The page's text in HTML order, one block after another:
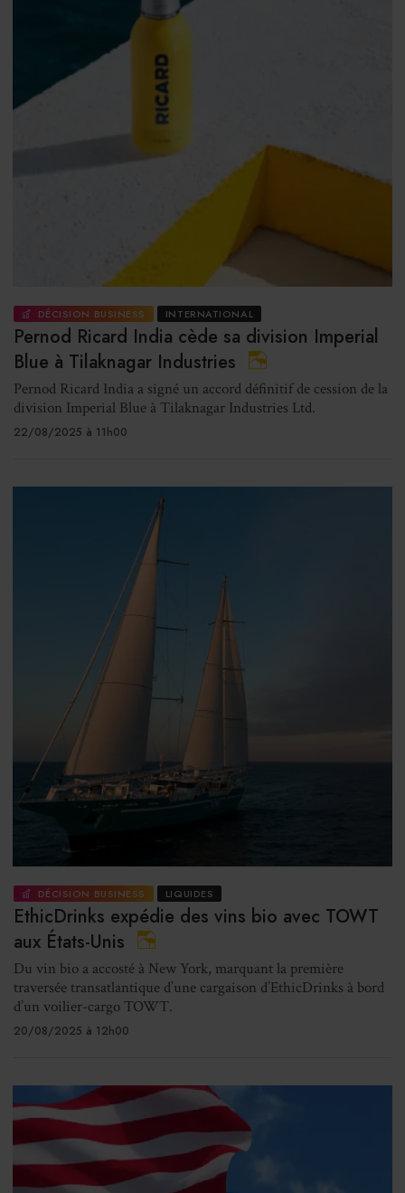
DÉCISION BUSINESS INTERNATIONAL
Pernod Ricard India cède sa division Imperial
Blue à Tilaknagar Industries
Pernod Ricard India a signé un accord définitif de cession de la
division Imperial Blue à Tilaknagar Industries Ltd.
22/08/2025 à 11h00
DÉCISION BUSINESS LIQUIDES
EthicDrinks expédie des vins bio avec TOWT
aux États-Unis
Du vin bio a accosté à New York, marquant la première
traversée transatlantique d’une cargaison d’EthicDrinks à bord
d’un voilier-cargo TOWT.
20/08/2025 à 12h00